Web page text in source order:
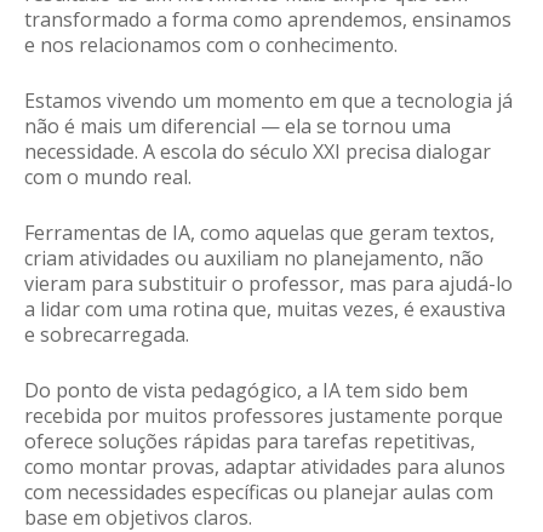
transformado a forma como aprendemos, ensinamos
e nos relacionamos com o conhecimento.
Estamos vivendo um momento em que a tecnologia já
não é mais um diferencial — ela se tornou uma
necessidade. A escola do século XXI precisa dialogar
com o mundo real.
Ferramentas de IA, como aquelas que geram textos,
criam atividades ou auxiliam no planejamento, não
vieram para substituir o professor, mas para ajudá-lo
a lidar com uma rotina que, muitas vezes, é exaustiva
e sobrecarregada.
Do ponto de vista pedagógico, a IA tem sido bem
recebida por muitos professores justamente porque
oferece soluções rápidas para tarefas repetitivas,
como montar provas, adaptar atividades para alunos
com necessidades específicas ou planejar aulas com
base em objetivos claros.